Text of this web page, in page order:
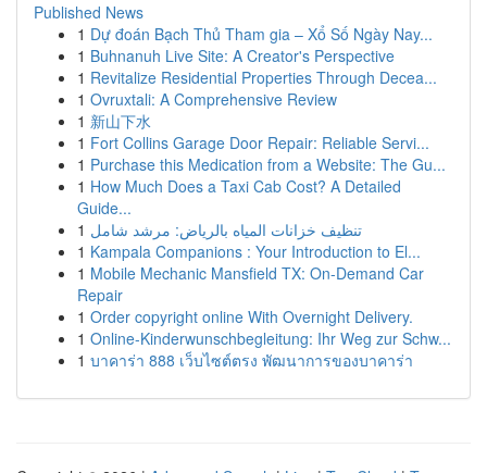
Published News
1 Dự đoán Bạch Thủ Tham gia – Xổ Số Ngày Nay...
1 Buhnanuh Live Site: A Creator's Perspective
1 Revitalize Residential Properties Through Decea...
1 Ovruxtali: A Comprehensive Review
1 新山下水
1 Fort Collins Garage Door Repair: Reliable Servi...
1 Purchase this Medication from a Website: The Gu...
1 How Much Does a Taxi Cab Cost? A Detailed
Guide...
1 تنظيف خزانات المياه بالرياض: مرشد شامل
1 Kampala Companions : Your Introduction to El...
1 Mobile Mechanic Mansfield TX: On-Demand Car
Repair
1 Order copyright online With Overnight Delivery.
1 Online-Kinderwunschbegleitung: Ihr Weg zur Schw...
1 บาคาร่า 888 เว็บไซต์ตรง พัฒนาการของบาคาร่า